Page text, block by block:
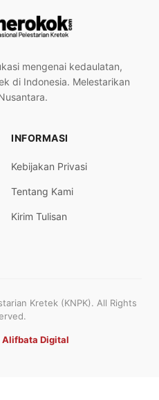
mengenai kedaulatan,
di Indonesia. Melestarikan
INFORMASI
Kebijakan Privasi
Tentang Kami
Kirim Tulisan
Kretek (KNPK). All Rights
Alifbata Digital